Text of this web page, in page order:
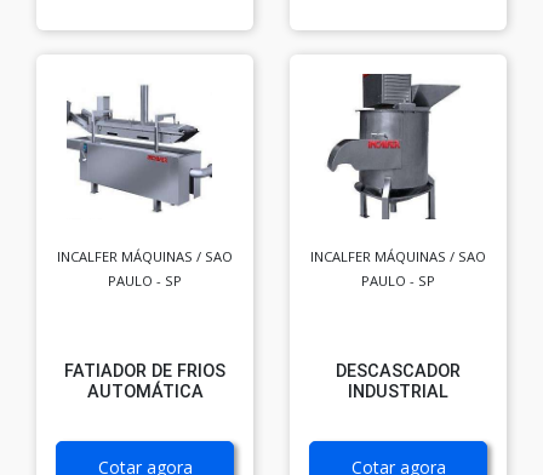
INCALFER MÁQUINAS / SAO
PAULO - SP
FATIADOR DE FRIOS
AUTOMÁTICA
Cotar agora
INCALFER MÁQUINAS / SAO
PAULO - SP
DESCASCADOR
INDUSTRIAL
Cotar agora